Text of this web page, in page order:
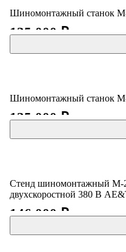
Шиномонтажный станок
135 000 ₽
Шиномонтажный станок
135 000 ₽
Стенд шиномонтажный M-
двухскоростной 380 В
146 000 ₽